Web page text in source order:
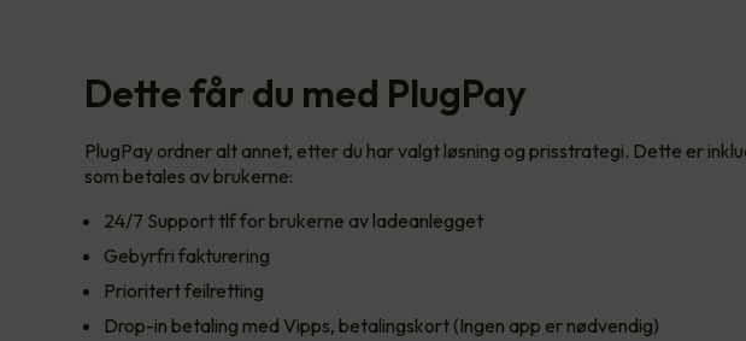
Dette får du med PlugPay
PlugPay ordner alt annet, etter du har valgt løsning og prisstrategi. Dette er
som betales av brukerne:
24/7 Support tlf for brukerne av ladeanlegget
Gebyrfri fakturering
Prioritert feilretting
Drop-in betaling med Vipps, betalingskort (Ingen app er nødvendig)